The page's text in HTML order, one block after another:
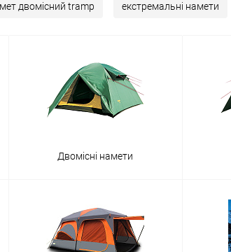
двомісний tramp екстремальні намети
Двомісні намети